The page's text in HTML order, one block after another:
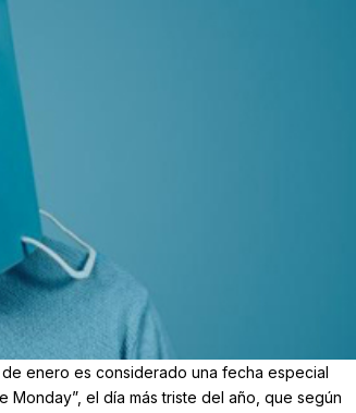
de enero es considerado una fecha especial
el día más triste del año, que según